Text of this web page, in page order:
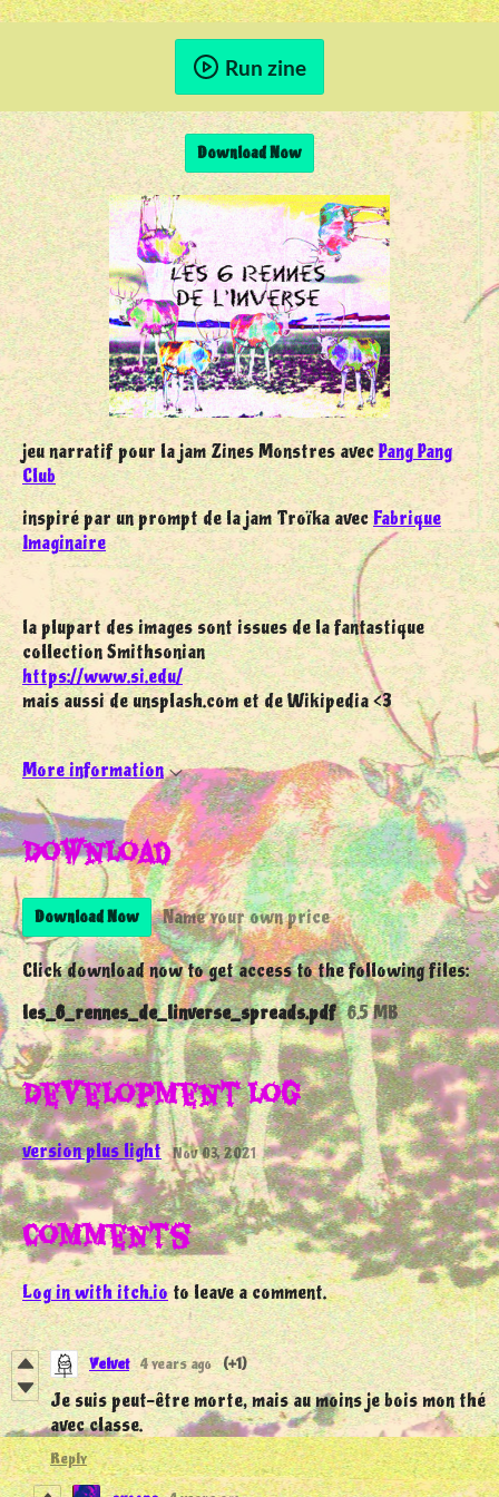
Run zine
Download Now
jeu narratif pour la jam Zines Monstres avecPang Pang
Club
inspiré par un prompt de la jam Troïka avecFabrique
Imaginaire
la plupart des images sont issues de la fantastique
collection Smithsonian
https://www.si.edu/
mais aussi de unsplash.com et de Wikipedia <3
More information
Download
Download Now Name your own price
Click download now to get access to the following files:
les_6_rennes_de_linverse_spreads.pdf 6.5 MB
Development log
version plus light Nov 03, 2021
Comments
Log in with itch.ioto leave a comment.
Velvet 4 years ago (+1)
Je suis peut-être morte, mais au moins je bois mon thé
avec classe.
Reply